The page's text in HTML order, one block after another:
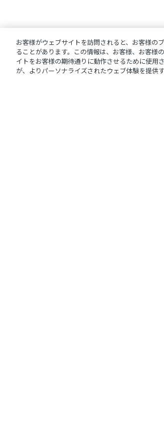
お客様がウェブサイトを訪問されると、お客様の
ることがあります。この情報は、お客様、お客様
イトをお客様の期待通りに動作させるために使用
が、よりパーソナライズされたウェブ体験を提供